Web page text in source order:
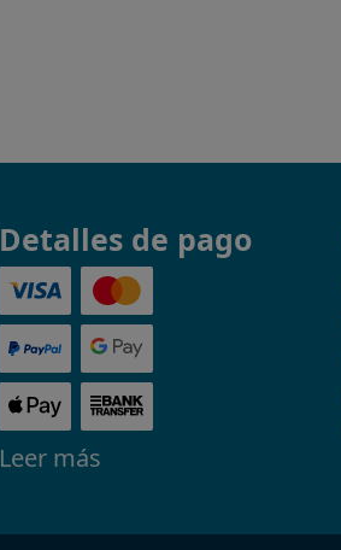
Detalles de pago
Leer más